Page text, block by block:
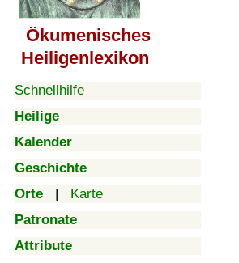
Ökumenisches
Heiligenlexikon
Schnellhilfe
Heilige
Kalender
Geschichte
Orte | Karte
Patronate
Attribute